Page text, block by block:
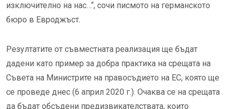
изключително на нас…“, сочи писмото на германското
бюро в Евроджъст.
Резултатите от съвместната реализация ще бъдат
дадени като пример за добра практика на срещата на
Съвета на Министрите на правосъдието на ЕС, която ще
се проведе днес (6 април 2020 г.). Очаква се на срещата
да бъдат обсъдени предизвикателствата, които